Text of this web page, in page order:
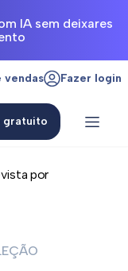
IA sem deixares
vendas Fazer login
gratuito
por